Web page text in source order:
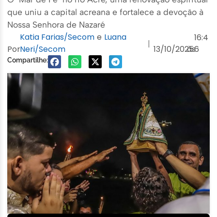
que uniu a capital acreana e fortalece a devoção à
Nossa Senhora de Nazaré
Por
Katia Farias/Secom e Luana
Neri/Secom
|
13/10/2025
às
16:4
6
Compartilhe: